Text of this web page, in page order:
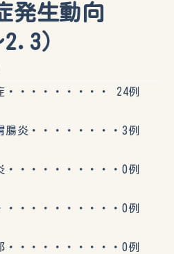
発生動向
）
・・・・・・ 24例
・・・・・・・3例
・・・・・・・0例
・・・・・・・0例
・・・・・・・0例